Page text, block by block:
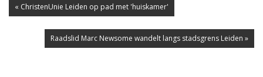
« ChristenUnie Leiden op pad met 'huiskamer'
Raadslid Marc Newsome wandelt langs stadsgrens Leiden »